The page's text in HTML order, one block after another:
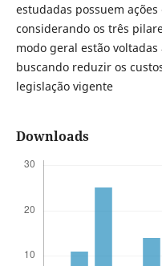
estudadas possuem
considerando os três
modo geral estão
buscando reduzir os
legislação vigente
Downloads